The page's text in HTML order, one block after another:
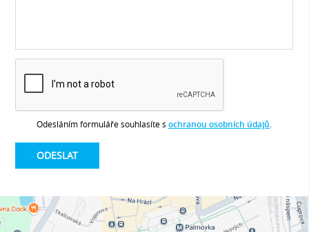
Odesláním formuláře souhlasíte s ochranou osobních údajů